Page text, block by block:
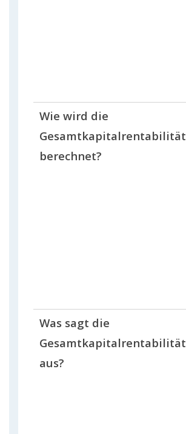
Wie wird die
Gesamtkapitalrentabilität
berechnet?
Was sagt die
Gesamtkapitalrentabilität
aus?